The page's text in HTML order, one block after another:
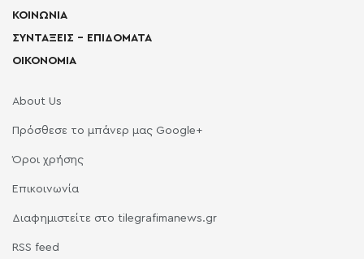
ΚΟΙΝΩΝΙΑ
ΣΥΝΤΑΞΕΙΣ – ΕΠΙΔΟΜΑΤΑ
ΟΙΚΟΝΟΜΙΑ
About Us
Πρόσθεσε το μπάνερ μας Google+
Όροι χρήσης
Επικοινωνία
Διαφημιστείτε στο tilegrafimanews.gr
RSS feed